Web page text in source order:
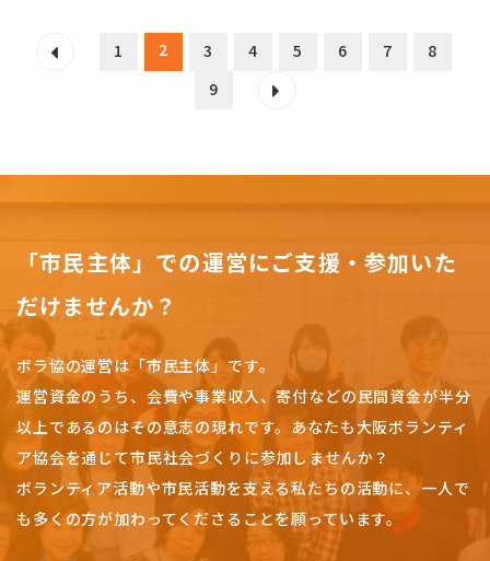
1 2 3 4 5 6 7
8
9
「市民主体」での運営にご支援・参加いた
だけませんか？
ボラ協の運営は「市民主体」です。
運営資金のうち、会費や事業収入、寄付などの民間資金が半分
以上であるのはその意志の現れです。 あなたも大阪ボランティ
ア協会を通じて市民社会づくりに参加しませんか？
ボランティア活動や市民活動を支える私たちの活動に、一人で
も多くの方が加わってくださることを願っています。